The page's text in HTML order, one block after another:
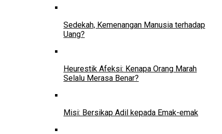
Sedekah, Kemenangan Manusia terhadap
Uang?
Heurestik Afeksi: Kenapa Orang Marah
Selalu Merasa Benar?
Misi: Bersikap Adil kepada Emak-emak